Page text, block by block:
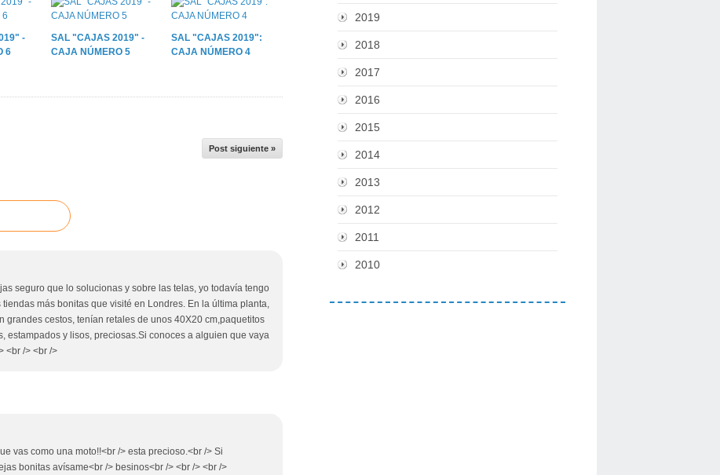
-
6
SAL "CAJAS 2019" -
CAJA NÚMERO 5
SAL "CAJAS 2019":
CAJA NÚMERO 4
Post siguiente »
seguro que lo solucionas y sobre las telas, yo todavía tengo
más bonitas que visité en Londres. En la última planta,
grandes cestos, tenían retales de unos 40X20 cm,paquetitos
estampados y lisos, preciosas.Si conoces a alguien que vaya
<br /> <br />
vas como una moto!!<br /> esta precioso.<br /> Si
bonitas avísame<br /> besinos<br /> <br /> <br />
2019
2018
2017
2016
2015
2014
2013
2012
2011
2010